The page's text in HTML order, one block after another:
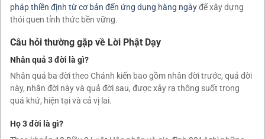
pháp thiền định từ cơ bản đến ứng dụng hàng ngàyđể xây dựng
thói quen tỉnh thức bền vững.
Câu hỏi thường gặp về Lời Phật Dạy
Nhân quả 3 đời là gì?
Nhân quả ba đời theo Chánh kiến bao gồm nhân đời trước, quả đời
này, nhân đời này và quả đời sau, được xảy ra thông suốt trong
quá khứ, hiện tại và cả vị lai.
Họ 3 đời là gì?